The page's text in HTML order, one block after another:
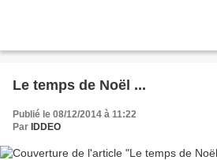
Le temps de Noël ...
Publié le 08/12/2014 à 11:22
Par IDDEO